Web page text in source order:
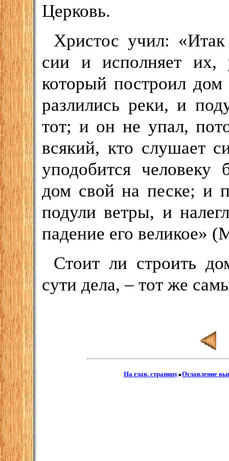
Церковь.
Христос учил:
сии и исполняет их,
который построил
разлились реки, и
тот; и он не упал,
всякий, кто слушает
уподобится человеку
дом свой на песке; и
подули ветры, и
падение его великое»
Стоит ли строить
сути дела, – тот же
На глав. страницу.Оглавление